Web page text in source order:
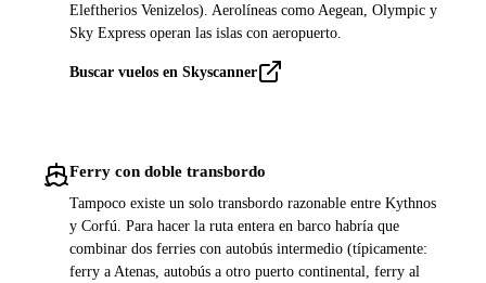
Eleftherios Venizelos). Aerolíneas como Aegean, Olympic y
Sky Express operan las islas con aeropuerto.
Buscar vuelos en Skyscanner
Ferry con doble transbordo
Tampoco existe un solo transbordo razonable entre Kythnos
y Corfú. Para hacer la ruta entera en barco habría que
combinar dos ferries con autobús intermedio (típicamente:
ferry a Atenas, autobús a otro puerto continental, ferry al